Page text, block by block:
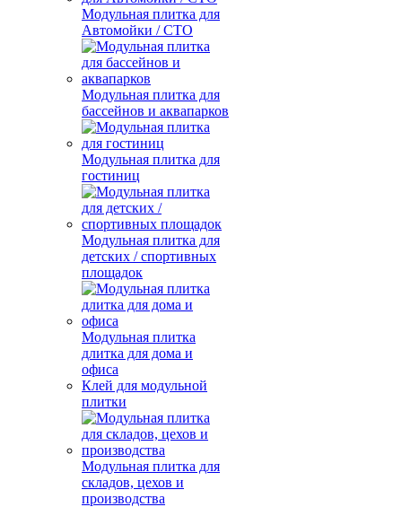
Модульная плитка для
Автомойки / СТО
Модульная плитка для
бассейнов и аквапарков
Модульная плитка для
гостиниц
Модульная плитка для
детских / спортивных
площадок
Модульная плитка
длитка для дома и
офиса
Клей для модульной
плитки
Модульная плитка для
складов, цехов и
производства